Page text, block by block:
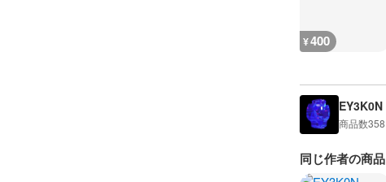
¥400
EY3K0N
商品数358
同じ作者の商品